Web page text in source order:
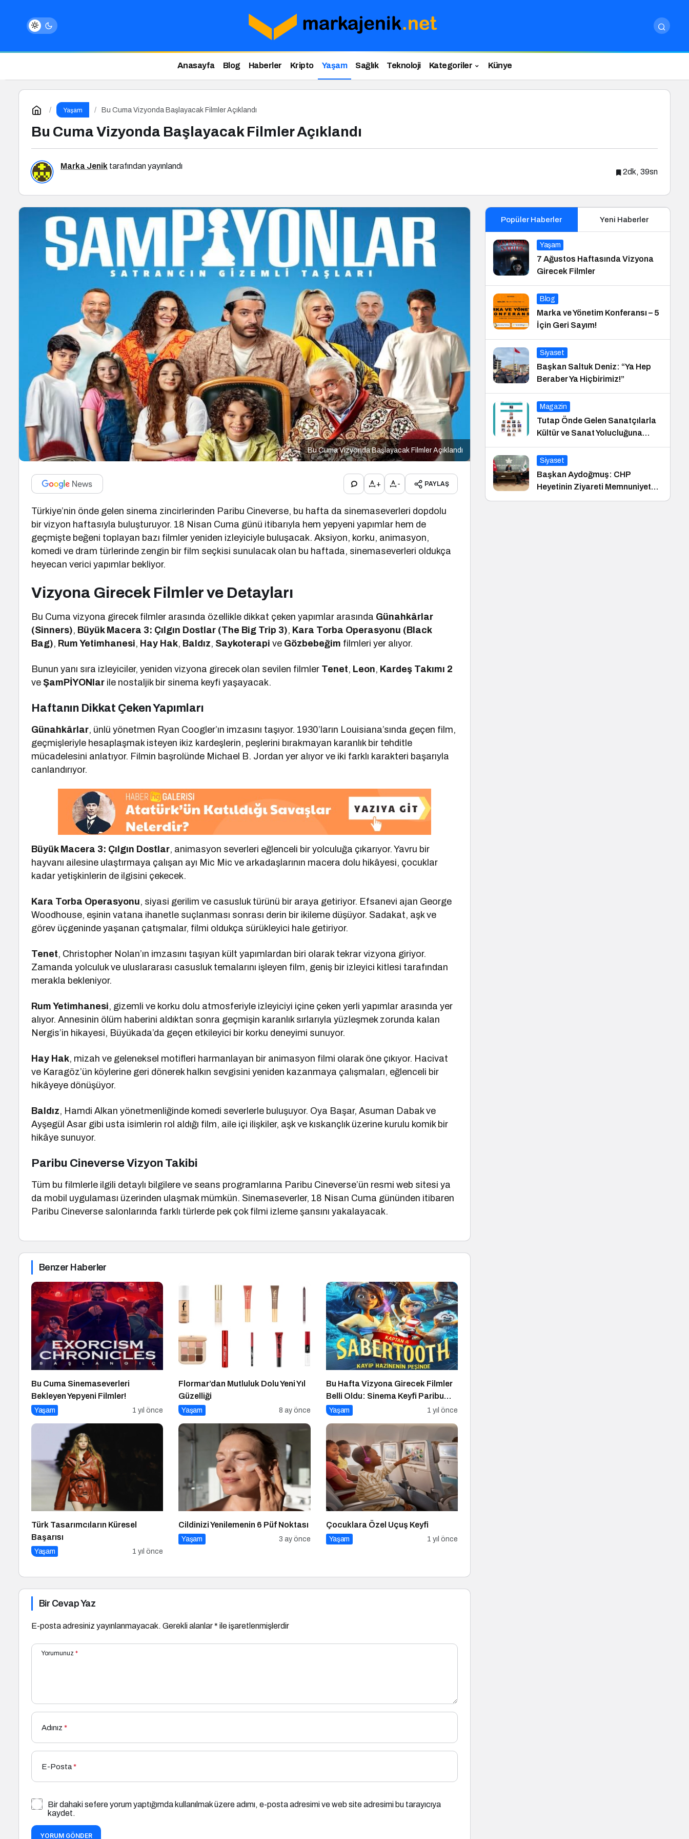
Anasayfa Blog Haberler Kripto Yaşam Sağlık Teknoloji Kategoriler Künye
Yaşam Bu Cuma Vizyonda Başlayacak Filmler Açıklandı
Bu Cuma Vizyonda Başlayacak Filmler Açıklandı
Marka Jenik tarafından yayınlandı
2dk, 39sn
Bu Cuma Vizyonda Başlayacak Filmler Açıklandı
+ - PAYLAŞ
Türkiye’nin önde gelen sinema zincirlerinden Paribu Cineverse, bu hafta da sinemaseverleri dopdolu
bir vizyon haftasıyla buluşturuyor. 18 Nisan Cuma günü itibarıyla hem yepyeni yapımlar hem de
geçmişte beğeni toplayan bazı filmler yeniden izleyiciyle buluşacak. Aksiyon, korku, animasyon,
komedi ve dram türlerinde zengin bir film seçkisi sunulacak olan bu haftada, sinemaseverleri oldukça
heyecan verici yapımlar bekliyor.
Vizyona Girecek Filmler ve Detayları
Bu Cuma vizyona girecek filmler arasında özellikle dikkat çeken yapımlar arasında Günahkârlar
(Sinners), Büyük Macera 3: Çılgın Dostlar (The Big Trip 3), Kara Torba Operasyonu (Black
Bag), Rum Yetimhanesi, Hay Hak, Baldız, Saykoterapi ve Gözbebeğim filmleri yer alıyor.
Bunun yanı sıra izleyiciler, yeniden vizyona girecek olan sevilen filmler Tenet, Leon, Kardeş Takımı 2
veŞamPİYONlar ile nostaljik bir sinema keyfi yaşayacak.
Haftanın Dikkat Çeken Yapımları
Günahkârlar, ünlü yönetmen Ryan Coogler’ın imzasını taşıyor. 1930’ların Louisiana’sında geçen film,
geçmişleriyle hesaplaşmak isteyen ikiz kardeşlerin, peşlerini bırakmayan karanlık bir tehditle
mücadelesini anlatıyor. Filmin başrolünde Michael B. Jordan yer alıyor ve iki farklı karakteri başarıyla
canlandırıyor.
Büyük Macera 3: Çılgın Dostlar, animasyon severleri eğlenceli bir yolculuğa çıkarıyor. Yavru bir
hayvanı ailesine ulaştırmaya çalışan ayı Mic Mic ve arkadaşlarının macera dolu hikâyesi, çocuklar
kadar yetişkinlerin de ilgisini çekecek.
Kara Torba Operasyonu, siyasi gerilim ve casusluk türünü bir araya getiriyor. Efsanevi ajan George
Woodhouse, eşinin vatana ihanetle suçlanması sonrası derin bir ikileme düşüyor. Sadakat, aşk ve
görev üçgeninde yaşanan çatışmalar, filmi oldukça sürükleyici hale getiriyor.
Tenet, Christopher Nolan’ın imzasını taşıyan kült yapımlardan biri olarak tekrar vizyona giriyor.
Zamanda yolculuk ve uluslararası casusluk temalarını işleyen film, geniş bir izleyici kitlesi tarafından
merakla bekleniyor.
Rum Yetimhanesi, gizemli ve korku dolu atmosferiyle izleyiciyi içine çeken yerli yapımlar arasında yer
alıyor. Annesinin ölüm haberini aldıktan sonra geçmişin karanlık sırlarıyla yüzleşmek zorunda kalan
Nergis’in hikayesi, Büyükada’da geçen etkileyici bir korku deneyimi sunuyor.
Hay Hak, mizah ve geleneksel motifleri harmanlayan bir animasyon filmi olarak öne çıkıyor. Hacivat
ve Karagöz’ün köylerine geri dönerek halkın sevgisini yeniden kazanmaya çalışmaları, eğlenceli bir
hikâyeye dönüşüyor.
Baldız, Hamdi Alkan yönetmenliğinde komedi severlerle buluşuyor. Oya Başar, Asuman Dabak ve
Ayşegül Asar gibi usta isimlerin rol aldığı film, aile içi ilişkiler, aşk ve kıskançlık üzerine kurulu komik bir
hikâye sunuyor.
Paribu Cineverse Vizyon Takibi
Tüm bu filmlerle ilgili detaylı bilgilere ve seans programlarına Paribu Cineverse’ün resmi web sitesi ya
da mobil uygulaması üzerinden ulaşmak mümkün. Sinemaseverler, 18 Nisan Cuma gününden itibaren
Paribu Cineverse salonlarında farklı türlerde pek çok filmi izleme şansını yakalayacak.
Benzer Haberler
Bu Cuma Sinemaseverleri
Bekleyen Yepyeni Filmler!
Yaşam 1 yıl önce
Flormar’dan Mutluluk Dolu Yeni Yıl
Güzelliği
Yaşam 8 ay önce
Bu Hafta Vizyona Girecek Filmler
Belli Oldu: Sinema Keyfi Paribu
Cineverse’te Başlıyor!
Yaşam 1 yıl önce
Türk Tasarımcıların Küresel
Başarısı
Yaşam 1 yıl önce
Cildinizi Yenilemenin 6 Püf Noktası
Yaşam 3 ay önce
Çocuklara Özel Uçuş Keyfi
Yaşam 1 yıl önce
Bir Cevap Yaz
E-posta adresiniz yayınlanmayacak. Gerekli alanlar* ile işaretlenmişlerdir
Yorumunuz *
Adınız *
E-Posta*
Bir dahaki sefere yorum yaptığımda kullanılmak üzere adımı, e-posta adresimi ve web site adresimi bu tarayıcıya
kaydet.
YORUM GÖNDER
Popüler Haberler Yeni Haberler
Yaşam
7 Ağustos Haftasında Vizyona
Girecek Filmler
Blog
Marka ve Yönetim Konferansı – 5
İçin Geri Sayım!
Siyaset
Başkan Saltuk Deniz: “Ya Hep
Beraber Ya Hiçbirimiz!”
Magazin
Tutap Önde Gelen Sanatçılarla
Kültür ve Sanat Yolucluğuna
Devam Ediyor
Siyaset
Başkan Aydoğmuş: CHP
Heyetinin Ziyareti Memnuniyet
Verici